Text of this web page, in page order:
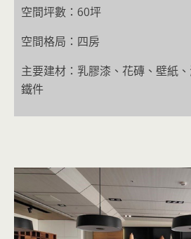
空間坪數：60坪
空間格局：四房
主要建材：乳膠漆、花磚、壁紙
鐵件